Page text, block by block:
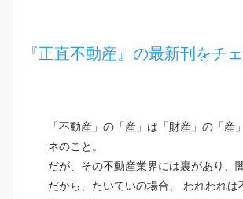
『正直不動産』の最新刊をチ
「不動産」の「産」は「財産」の「産
ネのこと。
だが、その不動産業界には裏があり、
だから、たいていの場合、 われわれは